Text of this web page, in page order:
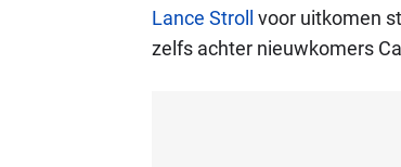
Lance Stroll voor uitkomen
zelfs achter nieuwkomers